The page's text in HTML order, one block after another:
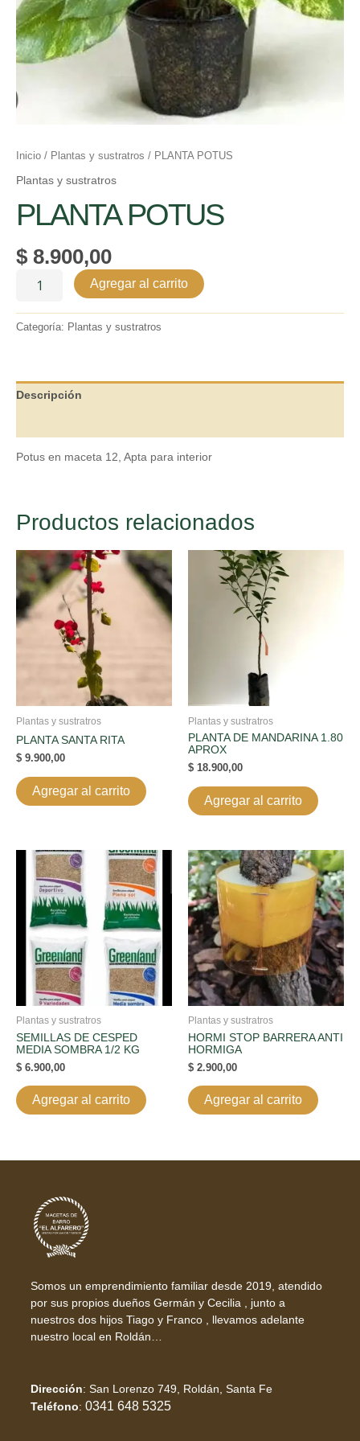
Inicio / Plantas y sustratros / PLANTA POTUS
Plantas y sustratros
PLANTA POTUS
$ 8.900,00
Agregar al carrito
Categoría: Plantas y sustratros
Descripción
Potus en maceta 12, Apta para interior
Productos relacionados
Plantas y sustratros
PLANTA SANTA RITA
$ 9.900,00
Agregar al carrito
Plantas y sustratros
PLANTA DE MANDARINA 1.80
APROX
$ 18.900,00
Agregar al carrito
Plantas y sustratros
SEMILLAS DE CESPED
MEDIA SOMBRA 1/2 KG
$ 6.900,00
Agregar al carrito
Plantas y sustratros
HORMI STOP BARRERA ANTI
HORMIGA
$ 2.900,00
Agregar al carrito
Somos un emprendimiento familiar desde 2019, atendido
por sus propios dueños Germán y Cecilia , junto a
nuestros dos hijos Tiago y Franco , llevamos adelante
nuestro local en Roldán…
Dirección: San Lorenzo 749, Roldán, Santa Fe
Teléfono: 0341 648 5325